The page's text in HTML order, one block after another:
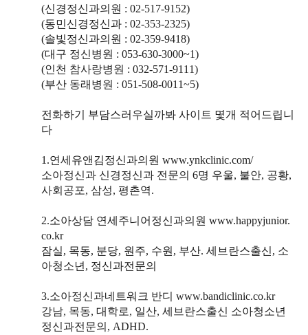
(신경정신과의원 : 02-517-9152)
(동민신경정신과 : 02-353-2325)
(솔빛정신과의원 : 02-359-9418)
(대구 정신병원 : 053-630-3000~1)
(인천 참사랑병원 : 032-571-9111)
(부산 동래병원 : 051-508-0011~5)
전화하기 부담스러우실까봐 사이트 몇개 적어드립니
다
1.연세유앤김정신과의원 www.ynkclinic.com/
소아정신과 신경정신과 전문의 6명 우울, 불안, 공황,
사회공포, 삼성, 평촌역.
2.소아상담 연세주니어정신과의원 www.happyjunior.
co.kr
잠실, 목동, 분당, 원주, 수원, 부산. 세브란스출신, 소
아청소년, 정신과전문의
3.소아정신과네트워크 반디 www.bandiclinic.co.kr
강남, 목동, 대학로, 일산, 세브란스출신 소아청소년
정신과전문의, ADHD.